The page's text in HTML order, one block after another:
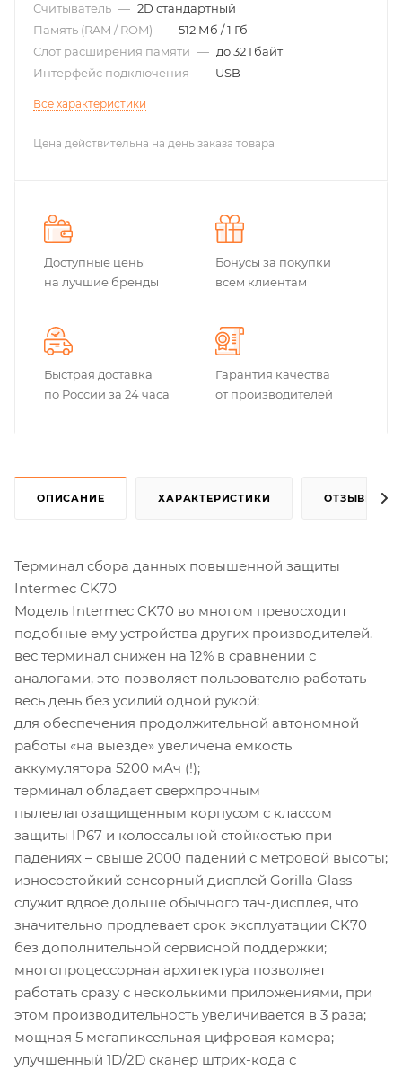
Считыватель — 2D стандартный
Память (RAM / ROM) — 512 Мб / 1 Гб
Слот расширения памяти — до 32 Гбайт
Интерфейс подключения — USB
Все характеристики
Цена действительна на день заказа товара
Доступные цены
на лучшие бренды
Бонусы за покупки
всем клиентам
Быстрая доставка
по России за 24 часа
Гарантия качества
от производителей
ОПИСАНИЕ ХАРАКТЕРИСТИКИ ОТЗЫВЫ
Терминал сбора данных повышенной защиты
Intermec CK70
Модель Intermec CK70 во многом превосходит
подобные ему устройства других производителей.
вес терминал снижен на 12% в сравнении с
аналогами, это позволяет пользователю работать
весь день без усилий одной рукой;
для обеспечения продолжительной автономной
работы «на выезде» увеличена емкость
аккумулятора 5200 мАч (!);
терминал обладает сверхпрочным
пылевлагозащищенным корпусом с классом
защиты IP67 и колоссальной стойкостью при
падениях – свыше 2000 падений с метровой высоты;
износостойкий сенсорный дисплей Gorilla Glass
служит вдвое дольше обычного тач-дисплея, что
значительно продлевает срок эксплуатации CK70
без дополнительной сервисной поддержки;
многопроцессорная архитектура позволяет
работать сразу с несколькими приложениями, при
этом производительность увеличивается в 3 раза;
мощная 5 мегапиксельная цифровая камера;
улучшенный 1D/2D сканер штрих-кода с